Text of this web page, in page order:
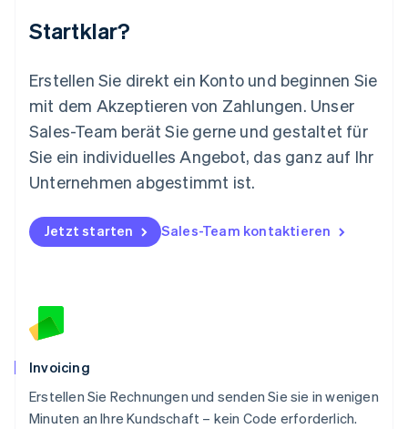
Startklar?
Erstellen Sie direkt ein Konto und beginnen Sie
mit dem Akzeptieren von Zahlungen. Unser
Sales-Team berät Sie gerne und gestaltet für
Sie ein individuelles Angebot, das ganz auf Ihr
Unternehmen abgestimmt ist.
Jetzt starten Sales-Team kontaktieren
Invoicing
Erstellen Sie Rechnungen und senden Sie sie in wenigen
Minuten an Ihre Kundschaft – kein Code erforderlich.
Español English
Niederlande
NederlandsEnglish
English
Österreich
Deutsch
Polen
Portugal
PortuguêsEnglish
Schweden
Schweiz
Singapur
English简体中文
Slowakei